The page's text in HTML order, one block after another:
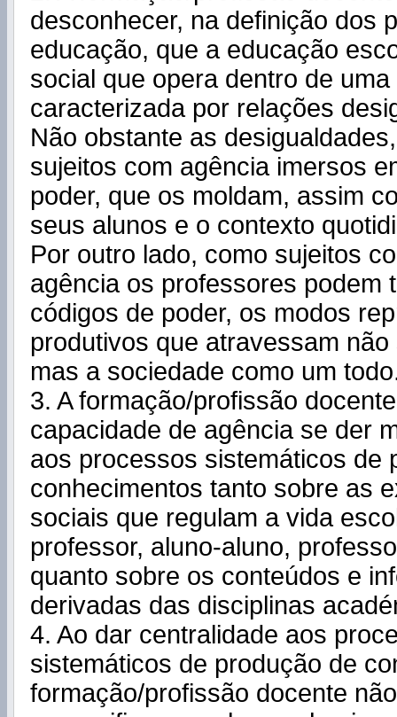
desconhecer, na definição dos
educação, que a educação
social que opera dentro de
caracterizada por relações
Não obstante as
sujeitos com agência imersos
poder, que os moldam, assim
seus alunos e o contexto
Por outro lado, como sujeitos
agência os professores podem
códigos de poder, os modos
produtivos que atravessam
mas a sociedade como um
3. A formação/profissão
capacidade de agência se der
aos processos sistemáticos de
conhecimentos tanto sobre as
sociais que regulam a vida
professor, aluno-aluno,
quanto sobre os conteúdos e
derivadas das disciplinas
4. Ao dar centralidade aos
sistemáticos de produção de
formação/profissão docente